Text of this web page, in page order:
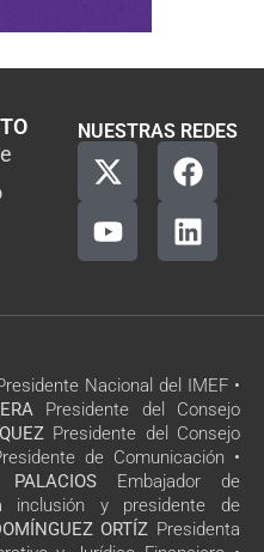
NUESTRAS REDES
Nacional del IMEF •
Presidente del Consejo
Presidente del Consejo
de Comunicación •
Embajador de
inclusión y presidente de
ORTÍZ Presidenta